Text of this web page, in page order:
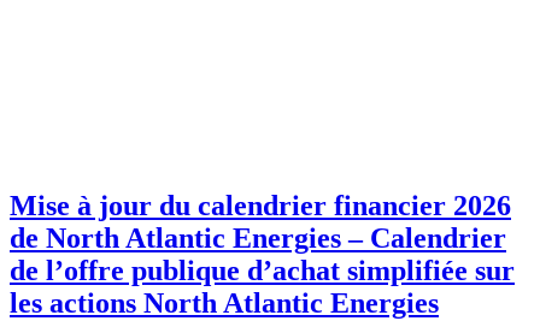
Mise à jour du calendrier financier 2026
de North Atlantic Energies – Calendrier
de l’offre publique d’achat simplifiée sur
les actions North Atlantic Energies